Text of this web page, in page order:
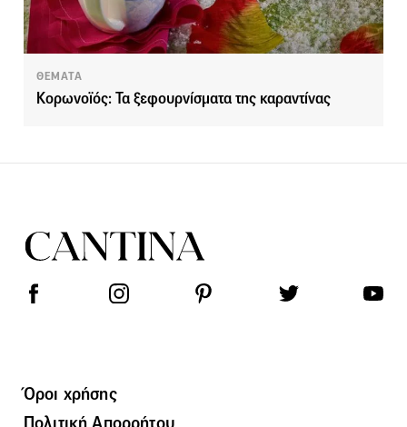
ΘΕΜΑΤΑ
Κορωνοϊός: Τα ξεφουρνίσματα της καραντίνας
Όροι χρήσης
Πολιτική Απορρήτου